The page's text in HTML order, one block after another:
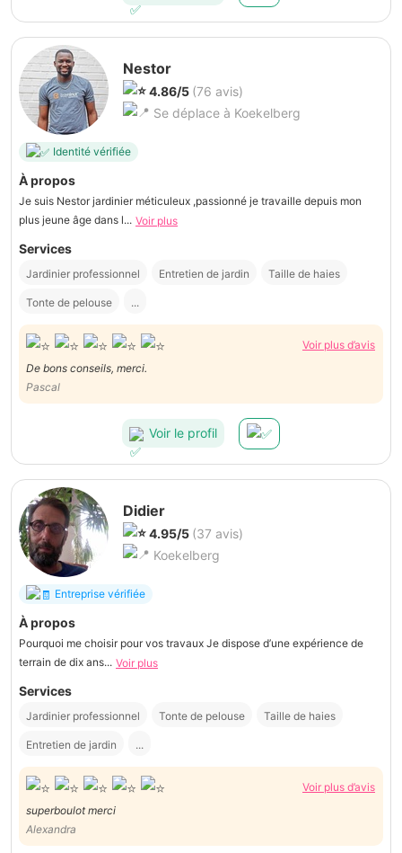
Nestor
4.86/5 (76 avis)
Se déplace à Koekelberg
Identité vérifiée
À propos
Je suis Nestor jardinier méticuleux ,passionné je travaille depuis mon
plus jeune âge dans l... Voir plus
Services
Jardinier professionnel Entretien de jardin Taille de haies
Tonte de pelouse ...
Voir plus d’avis
De bons conseils, merci.
Pascal
Voir le profil
Didier
4.95/5 (37 avis)
Koekelberg
Entreprise vérifiée
À propos
Pourquoi me choisir pour vos travaux Je dispose d’une expérience de
terrain de dix ans... Voir plus
Services
Jardinier professionnel Tonte de pelouse Taille de haies
Entretien de jardin ...
Voir plus d’avis
superboulot merci
Alexandra